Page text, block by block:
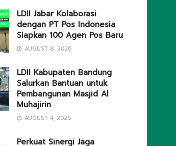
LDII Jabar Kolaborasi
dengan PT Pos Indonesia
Siapkan 100 Agen Pos Baru
AUGUST 8, 2026
LDII Kabupaten Bandung
Salurkan Bantuan untuk
Pembangunan Masjid Al
Muhajirin
AUGUST 4, 2026
Perkuat Sinergi Jaga